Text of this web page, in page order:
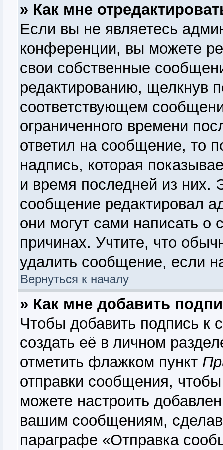
» Как мне
Если вы не являетесь
конференции, вы можете
свои собственные
редактированию, щелкнув
соответствующем
ограниченного времени
ответил на сообщение, то
надпись, которая
и время последней из них.
сообщение редактировал
они могут сами написать о
причинах. Учтите, что
удалить сообщение, если
Вернуться к началу
» Как мне добавить
Чтобы добавить подпись
создать её в личном
отметить флажком пункт
отправки сообщения,
можете настроить
вашим сообщениям,
параграфе «Отправка